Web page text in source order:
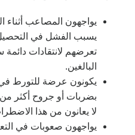
يواجهون المصاعب أثناء
يسبب الفشل في التحصيل
تعرضهم لانتقادات
البالغين.
يكونون عرضة للتورط
بضربات أو جروح أكثر من
لا يعانون من هذا
يواجهون صعوبات في